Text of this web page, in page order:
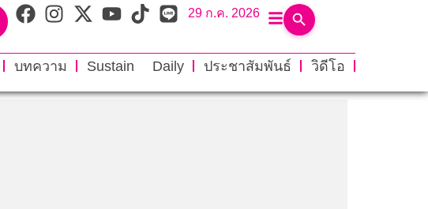
29 ก.ค. 2026
บทความ Sustain Daily ประชาสัมพันธ์
วิดีโอ